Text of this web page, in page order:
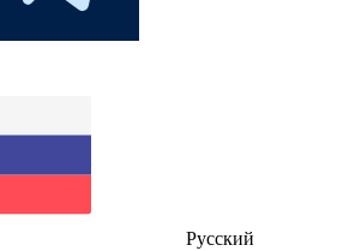
Русский